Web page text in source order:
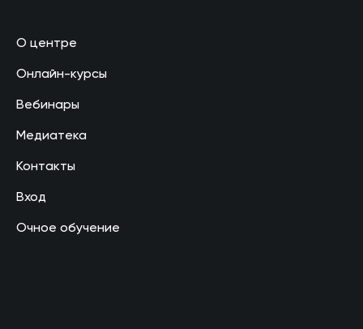
О центре
Онлайн-курсы
Вебинары
Медиатека
Контакты
Вход
Очное обучение